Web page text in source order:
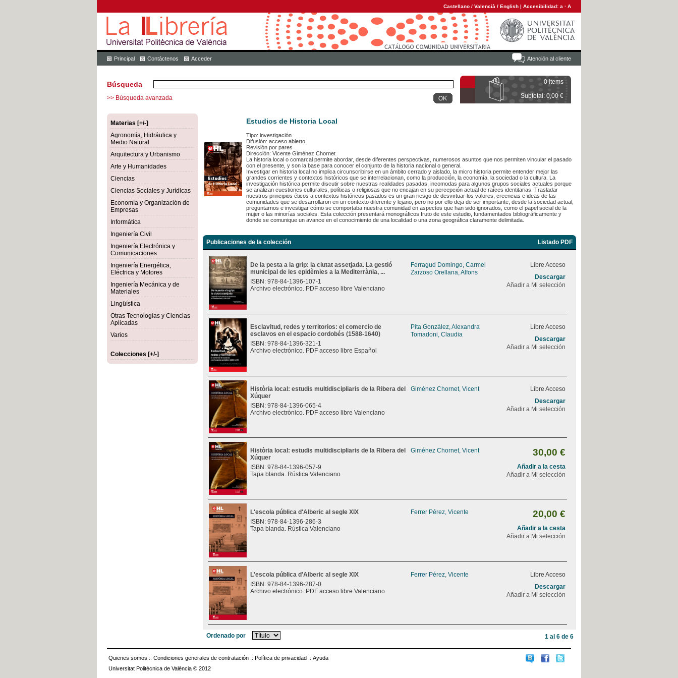
Castellano / Valencià / English | Accesibilidad: a · A
Atención al cliente
Principal Contáctenos Acceder
0 items
Subtotal: 0,00 €
Búsqueda
>> Búsqueda avanzada
Materias [+/-]
Agronomía, Hidráulica y
Medio Natural
Arquitectura y Urbanismo
Arte y Humanidades
Ciencias
Ciencias Sociales y Jurídicas
Economía y Organización de
Empresas
Informática
Ingeniería Civil
Ingeniería Electrónica y
Comunicaciones
Ingeniería Energética,
Eléctrica y Motores
Ingeniería Mecánica y de
Materiales
Lingüística
Otras Tecnologías y Ciencias
Aplicadas
Varios
Colecciones [+/-]
Estudios de Historia Local
Tipo: investigación
Difusión: acceso abierto
Revisión por pares
Dirección: Vicente Giménez Chornet
La historia local o comarcal permite abordar, desde diferentes perspectivas, numerosos asuntos que nos permiten vincular el pasado
con el presente, y son la base para conocer el conjunto de la historia nacional o general.
Investigar en historia local no implica circunscribirse en un ámbito cerrado y aislado, la micro historia permite entender mejor las
grandes corrientes y contextos históricos que se interrelacionan, como la producción, la economía, la sociedad o la cultura. La
investigación histórica permite discutir sobre nuestras realidades pasadas, incomodas para algunos grupos sociales actuales porque
se analizan cuestiones culturales, políticas o religiosas que no encajan en su percepción actual de raíces identitarias. Trasladar
nuestros principios éticos a contextos históricos pasados es un gran riesgo de desvirtuar los valores, creencias e ideas de las
comunidades que se desarrollaron en un contexto diferente y lejano, pero no por ello deja de ser importante, desde la sociedad actual,
preguntarnos e investigar cómo se comportaba nuestra comunidad en aspectos que han sido ignorados, como el papel social de la
mujer o las minorías sociales. Esta colección presentará monográficos fruto de este estudio, fundamentados bibliográficamente y
donde se comunique un avance en el conocimiento de una localidad o una zona geográfica claramente delimitada.
Publicaciones de la colección Listado PDF
De la pesta a la grip: la ciutat assetjada. La gestió
municipal de les epidèmies a la Mediterrània, ...
ISBN: 978-84-1396-107-1
Archivo electrónico. PDF acceso libre Valenciano
Ferragud Domingo, Carmel
Zarzoso Orellana, Alfons
Libre Acceso
Descargar
Añadir a Mi selección
Esclavitud, redes y territorios: el comercio de
esclavos en el espacio cordobés (1588-1640)
ISBN: 978-84-1396-321-1
Archivo electrónico. PDF acceso libre Español
Pita González, Alexandra
Tomadoni, Claudia
Libre Acceso
Descargar
Añadir a Mi selección
Història local: estudis multidiscipliaris de la Ribera del
Xúquer
ISBN: 978-84-1396-065-4
Archivo electrónico. PDF acceso libre Valenciano
Giménez Chornet, Vicent
Libre Acceso
Descargar
Añadir a Mi selección
Història local: estudis multidiscipliaris de la Ribera del
Xúquer
ISBN: 978-84-1396-057-9
Tapa blanda. Rústica Valenciano
Giménez Chornet, Vicent 30,00 €
Añadir a la cesta
Añadir a Mi selección
L'escola pública d'Alberic al segle XIX
ISBN: 978-84-1396-286-3
Tapa blanda. Rústica Valenciano
Ferrer Pérez, Vicente 20,00 €
Añadir a la cesta
Añadir a Mi selección
L'escola pública d'Alberic al segle XIX
ISBN: 978-84-1396-287-0
Archivo electrónico. PDF acceso libre Valenciano
Ferrer Pérez, Vicente
Libre Acceso
Descargar
Añadir a Mi selección
Ordenado por 1 al 6 de 6
Quienes somos :: Condiciones generales de contratación :: Política de privacidad :: Ayuda
Universitat Politècnica de València © 2012